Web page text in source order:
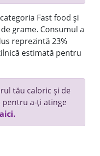
Fast food și
grame. Consumul a
reprezintă 23%
estimată pentru
tău caloric și de
pentru a-ți atinge